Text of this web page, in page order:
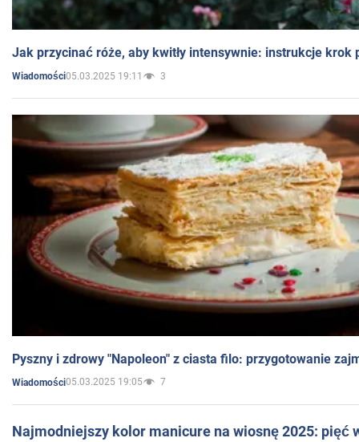
Jak przycinać róże, aby kwitły intensywnie: instrukcje krok
Wiadomości05.03.2025 19:11 3
Pyszny i zdrowy "Napoleon" z ciasta filo: przygotowanie
Wiadomości05.03.2025 19:05 7
Najmodniejszy kolor manicure na wiosnę 2025: pięć